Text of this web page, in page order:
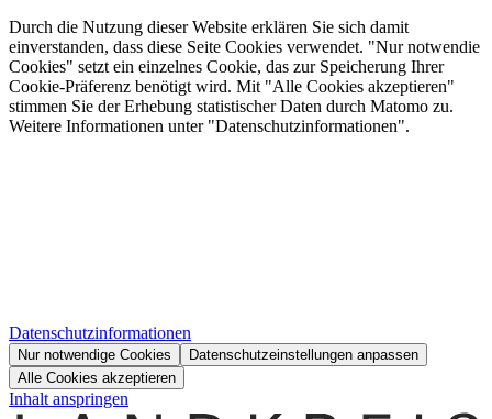
Durch die Nutzung dieser Website erklären Sie sich damit
einverstanden, dass diese Seite Cookies verwendet. "Nur notwendie
Cookies" setzt ein einzelnes Cookie, das zur Speicherung Ihrer
Cookie-Präferenz benötigt wird. Mit "Alle Cookies akzeptieren"
stimmen Sie der Erhebung statistischer Daten durch Matomo zu.
Weitere Informationen unter "Datenschutzinformationen".
Datenschutzinformationen
Nur notwendige Cookies
Datenschutzeinstellungen anpassen
Alle Cookies akzeptieren
Inhalt anspringen